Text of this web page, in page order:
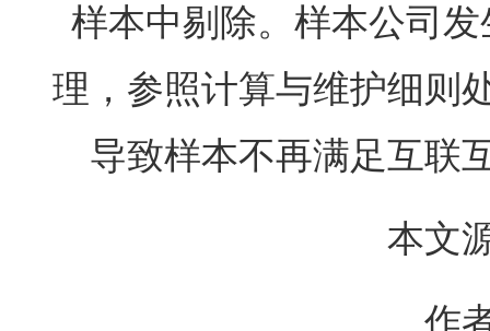
样本中剔除。样本公司
理，参照计算与维护细则
导致样本不再满足互联
本文
作